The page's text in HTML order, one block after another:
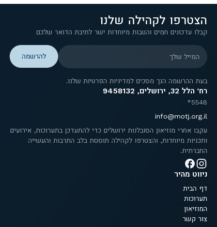
ניווט מהיר
דף הבית
תערוכות
המוזיאון
צור קשר
רח' הלל 32, ירושלים, 9458132
5548*
info@motj.org.il
עקבו אחרי מוזיאון הסובלנות ירושלים כדי להתעדכן בתערוכות, אירועים
ותכניות מיוחדות, והצטרפו לקהילה תוססת בלב התרבות והעשייה
החברתית.
הצטרפו לקהילה שלנו
קבלו עדכונים חמים והטבות מיוחדות ישר לתיבת הדואר שלכם
המייל שלך
בעת ההרשמה הנך מסכים למדיניות הפרטיות שלנו.